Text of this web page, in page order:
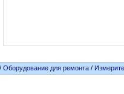
/Оборудование для ремонта /